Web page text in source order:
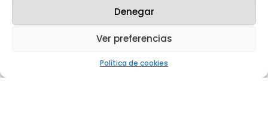
Denegar
Ver preferencias
Política de cookies
Acuerdo de Cooperación Tecnológica
entre Westinghouse y Enusa (WETCA),
que amplía el acuerdo de...